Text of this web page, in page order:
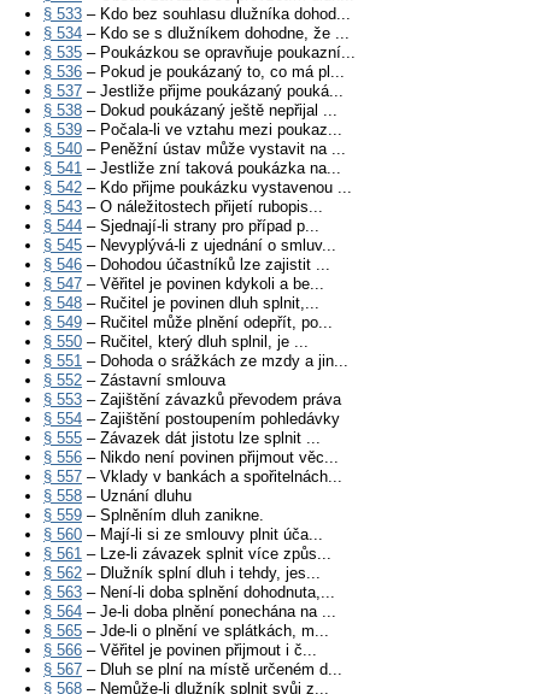
§ 533 – Kdo bez souhlasu dlužníka dohod...
§ 534 – Kdo se s dlužníkem dohodne, že ...
§ 535 – Poukázkou se opravňuje poukazní...
§ 536 – Pokud je poukázaný to, co má pl...
§ 537 – Jestliže přijme poukázaný pouká...
§ 538 – Dokud poukázaný ještě nepřijal ...
§ 539 – Počala-li ve vztahu mezi poukaz...
§ 540 – Peněžní ústav může vystavit na ...
§ 541 – Jestliže zní taková poukázka na...
§ 542 – Kdo přijme poukázku vystavenou ...
§ 543 – O náležitostech přijetí rubopis...
§ 544 – Sjednají-li strany pro případ p...
§ 545 – Nevyplývá-li z ujednání o smluv...
§ 546 – Dohodou účastníků lze zajistit ...
§ 547 – Věřitel je povinen kdykoli a be...
§ 548 – Ručitel je povinen dluh splnit,...
§ 549 – Ručitel může plnění odepřít, po...
§ 550 – Ručitel, který dluh splnil, je ...
§ 551 – Dohoda o srážkách ze mzdy a jin...
§ 552 – Zástavní smlouva
§ 553 – Zajištění závazků převodem práva
§ 554 – Zajištění postoupením pohledávky
§ 555 – Závazek dát jistotu lze splnit ...
§ 556 – Nikdo není povinen přijmout věc...
§ 557 – Vklady v bankách a spořitelnách...
§ 558 – Uznání dluhu
§ 559 – Splněním dluh zanikne.
§ 560 – Mají-li si ze smlouvy plnit úča...
§ 561 – Lze-li závazek splnit více způs...
§ 562 – Dlužník splní dluh i tehdy, jes...
§ 563 – Není-li doba splnění dohodnuta,...
§ 564 – Je-li doba plnění ponechána na ...
§ 565 – Jde-li o plnění ve splátkách, m...
§ 566 – Věřitel je povinen přijmout i č...
§ 567 – Dluh se plní na místě určeném d...
§ 568 – Nemůže-li dlužník splnit svůj z...